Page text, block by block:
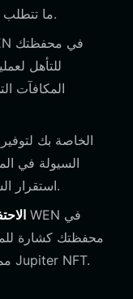
ما تتطلب تصويتًا أو تفاعلًا قائمًا على المحفظة.
للتأهل
المكافآت
السيولة في
استقرار السوق مع كسب رسوم تداول محتملة.
محفظتك كشارة
مما يمثل مشاركتك المبكرة في تجربة Jupiter NFT.